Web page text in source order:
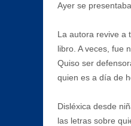
Ayer se
La autora revive a
libro. A veces, fue
Quiso ser
quien es a día de
Disléxica desde
las letras sobre